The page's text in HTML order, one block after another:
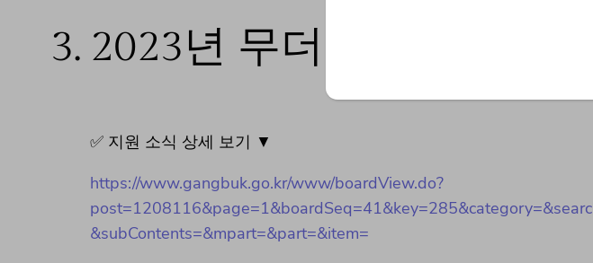
3. 2023년 무더위 쉼터 현황
✅ 지원 소식 상세 보기 ▼
https://www.gangbuk.go.kr/www/boardView.do?
&subContents=&mpart=&part=&item=